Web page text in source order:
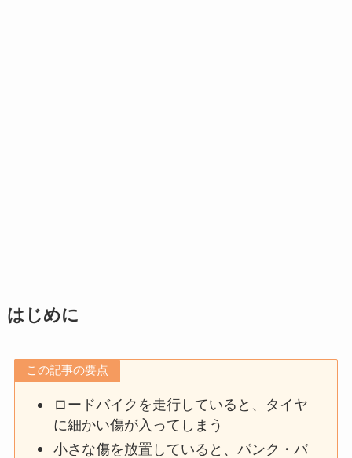
はじめに
この記事の要点
ロードバイクを走行していると、タイヤ
に細かい傷が入ってしまう
小さな傷を放置していると、パンク・バ